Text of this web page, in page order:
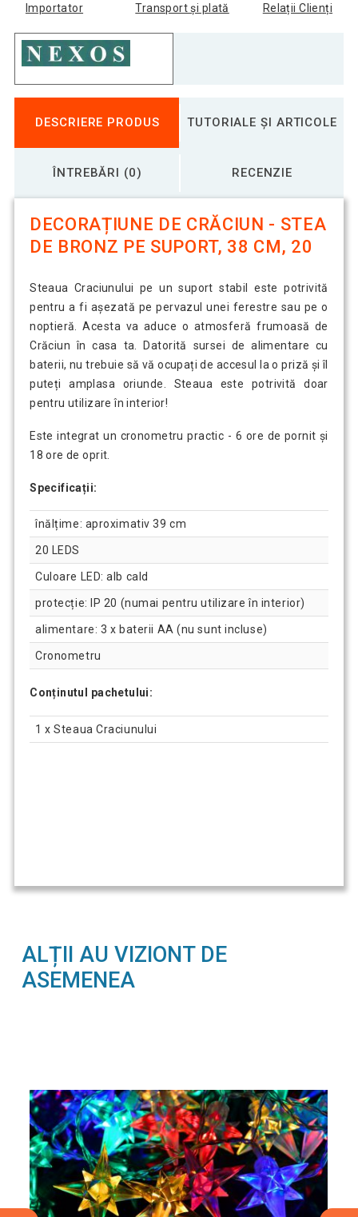
Importator Transport și plată Relații Clienți
DESCRIERE PRODUS TUTORIALE ȘI ARTICOLE
ÎNTREBĂRI (0) RECENZIE
DECORAȚIUNE DE CRĂCIUN - STEA
DE BRONZ PE SUPORT, 38 CM, 20
Steaua Craciunului pe un suport stabil este potrivită
pentru a fi așezată pe pervazul unei ferestre sau pe o
noptieră. Acesta va aduce o atmosferă frumoasă de
Crăciun în casa ta. Datorită sursei de alimentare cu
baterii, nu trebuie să vă ocupați de accesul la o priză și îl
puteți amplasa oriunde. Steaua este potrivită doar
pentru utilizare în interior!
Este integrat un cronometru practic - 6 ore de pornit și
18 ore de oprit.
Specificații:
înălțime: aproximativ 39 cm
20 LEDS
Culoare LED: alb cald
protecție: IP 20 (numai pentru utilizare în interior)
alimentare: 3 x baterii AA (nu sunt incluse)
Cronometru
Conținutul pachetului:
1 x Steaua Craciunului
ALȚII AU VIZIONT DE
ASEMENEA